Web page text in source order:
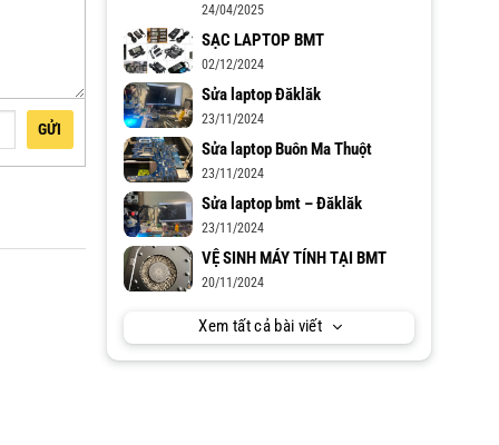
GỬI
24/04/2025
SẠC LAPTOP BMT
02/12/2024
Sửa laptop Đăklăk
23/11/2024
Sửa laptop Buôn Ma Thuột
23/11/2024
Sửa laptop bmt – Đăklăk
23/11/2024
VỆ SINH MÁY TÍNH TẠI BMT
20/11/2024
Xem tất cả bài viết